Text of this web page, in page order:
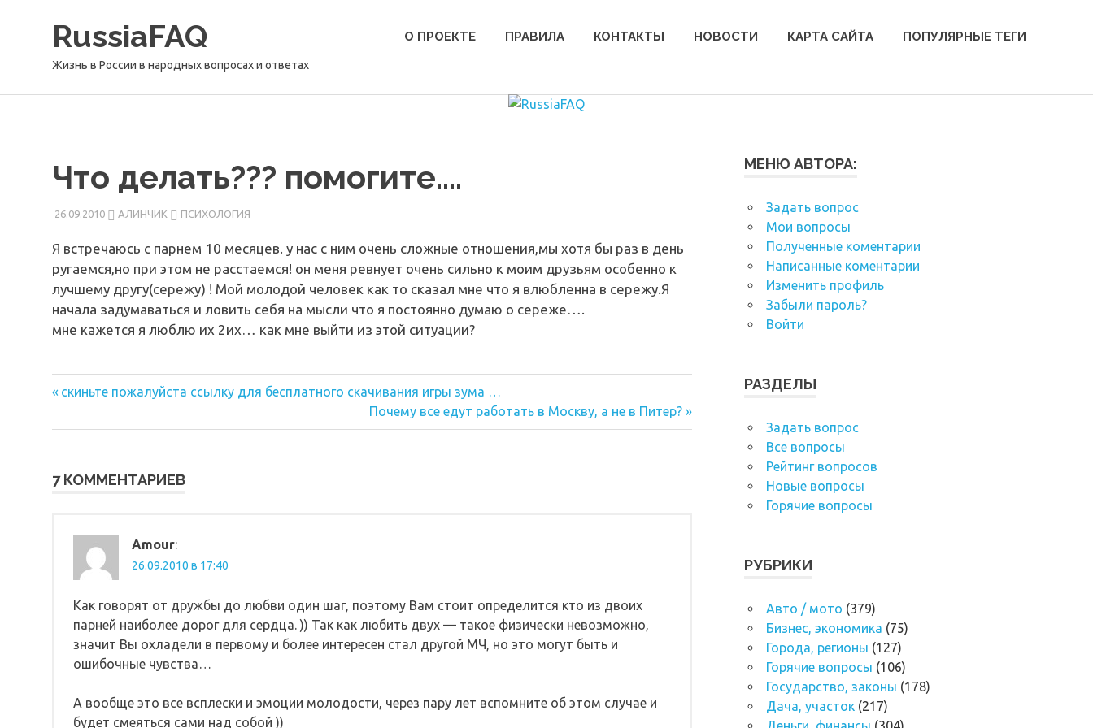
содержимомуRussiaFAQ
Жизнь в России в народных вопросах и ответах
О ПРОЕКТЕ ПРАВИЛА КОНТАКТЫ НОВОСТИ КАРТА САЙТА ПОПУЛЯРНЫЕ ТЕГИ
Что делать??? помогите….
26.09.2010 АЛИНЧИК ПСИХОЛОГИЯ
Я встречаюсь с парнем 10 месяцев. у нас с ним очень сложные отношения,мы хотя бы раз в день
ругаемся,но при этом не расстаемся! он меня ревнует очень сильно к моим друзьям особенно к
лучшему другу(сережу) ! Мой молодой человек как то сказал мне что я влюбленна в сережу.Я
начала задумаваться и ловить себя на мысли что я постоянно думаю о сереже….
мне кажется я люблю их 2их… как мне выйти из этой ситуации?
Навигация
по
Предыдущая
скиньте пожалуйста ссылку для бесплатного скачивания игры зума …
Следующая
запись:
Почему все едут работать в Москву, а не в Питер?
7 КОММЕНТАРИЕВ
Amour:
26.09.2010 в 17:40
Как говорят от дружбы до любви один шаг, поэтому Вам стоит определится кто из двоих
парней наиболее дорог для сердца. )) Так как любить двух — такое физически невозможно,
значит Вы охладели в первому и более интересен стал другой МЧ, но это могут быть и
ошибочные чувства…
А вообще это все всплески и эмоции молодости, через пару лет вспомните об этом случае и
будет смеяться сами над собой ))
МЕНЮ АВТОРА:
Задать вопрос
Мои вопросы
Полученные коментарии
Написанные коментарии
Изменить профиль
Забыли пароль?
Войти
РАЗДЕЛЫ
Задать вопрос
Все вопросы
Рейтинг вопросов
Новые вопросы
Горячие вопросы
РУБРИКИ
Авто / мото (379)
Бизнес, экономика (75)
Города, регионы (127)
Горячие вопросы (106)
Государство, законы (178)
Дача, участок (217)